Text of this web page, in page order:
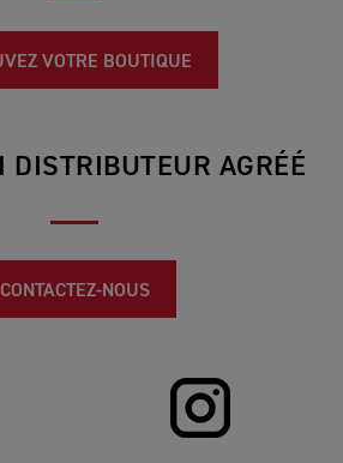
VOTRE BOUTIQUE
DISTRIBUTEUR AGRÉÉ
CONTACTEZ-NOUS